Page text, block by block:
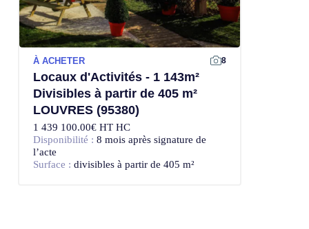
À ACHETER 8
Locaux d'Activités - 1 143m²
Divisibles à partir de 405 m²
LOUVRES (95380)
1 439 100.00€ HT HC
Disponibilité : 8 mois après signature de
l’acte
Surface : divisibles à partir de 405 m²